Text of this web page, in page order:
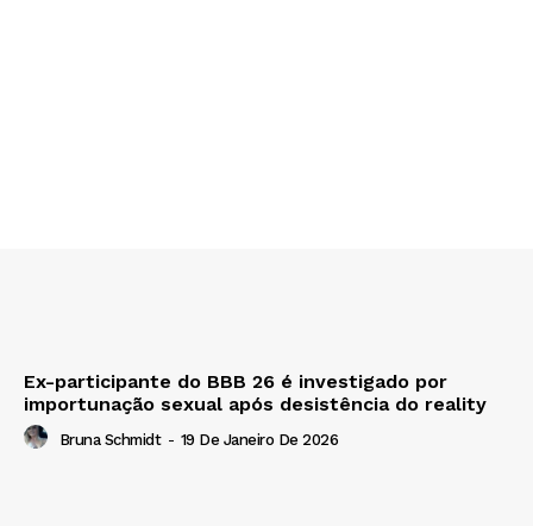
Ex-participante do BBB 26 é investigado por
importunação sexual após desistência do reality
Bruna Schmidt - 19 De Janeiro De 2026